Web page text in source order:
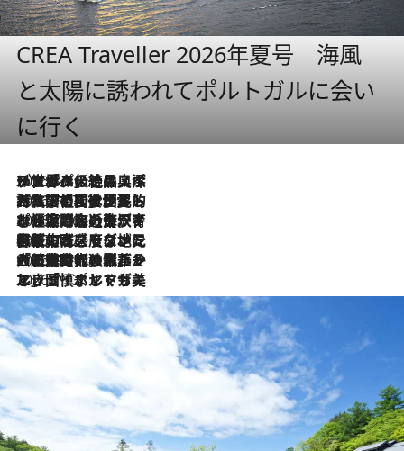
CREA Traveller 2026年夏号 海風
と太陽に誘われてポルトガルに会い
に行く
2026.8.8
リスボンの絶品スイーツ「パステル・デ・ナタ」とは？ポルトガル伝統の奥深い世界へ
2026.7.27
「私の祖国はポルトガル語です」国民的詩人フェルナンド・ペソアと、彼が愛した文学の街を歩く
2026.7.26
ポルトガル近海が育む極上の海の幸。キリリと冷えた白ワインと愉しむ、シーフード専門店の贅沢
2026.7.22
伝統の味をモダンに昇華。高感度な地元客が集う、リスボンの最旬ガストロノミー
2026.7.21
大航海時代の栄華から、震災、独裁、そして革命へ。ポルトガル・首都リスボンの石畳に刻まれた「歴史の光と影」
2026.7.13
エッセイ・ヤマザキマリ「慎ましくも美しき国 ポルトガル」